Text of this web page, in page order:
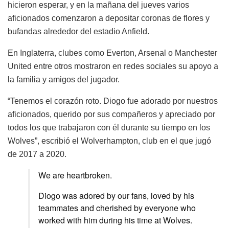
hicieron esperar, y en la mañana del jueves varios
aficionados comenzaron a depositar coronas de flores y
bufandas alrededor del estadio Anfield.
En Inglaterra, clubes como Everton, Arsenal o Manchester
United entre otros mostraron en redes sociales su apoyo a
la familia y amigos del jugador.
“Tenemos el corazón roto. Diogo fue adorado por nuestros
aficionados, querido por sus compañeros y apreciado por
todos los que trabajaron con él durante su tiempo en los
Wolves”, escribió el Wolverhampton, club en el que jugó
de 2017 a 2020.
We are heartbroken.
Diogo was adored by our fans, loved by his
teammates and cherished by everyone who
worked with him during his time at Wolves.